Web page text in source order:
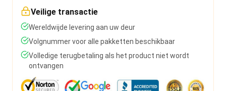
Veilige transactie
Wereldwijde levering aan uw deur
Volgnummer voor alle pakketten beschikbaar
Volledige terugbetaling als het product niet wordt
ontvangen